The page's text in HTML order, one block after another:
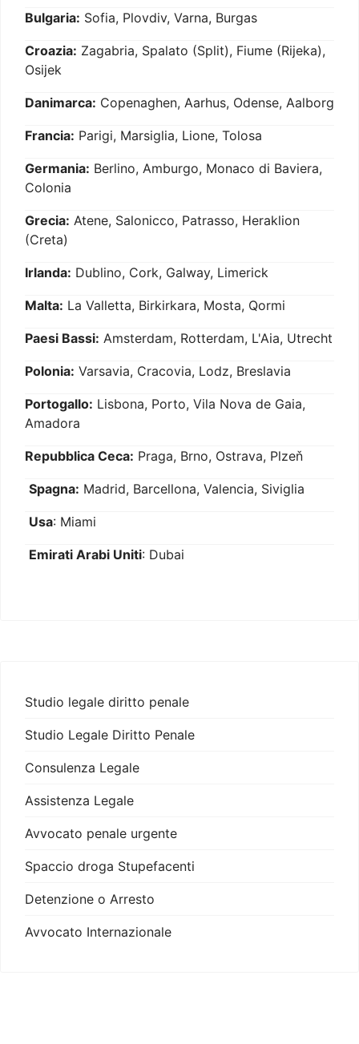
Bulgaria: Sofia, Plovdiv, Varna, Burgas
Croazia: Zagabria, Spalato (Split), Fiume (Rijeka),
Osijek
Danimarca: Copenaghen, Aarhus, Odense, Aalborg
Francia: Parigi, Marsiglia, Lione, Tolosa
Germania: Berlino, Amburgo, Monaco di Baviera,
Colonia
Grecia: Atene, Salonicco, Patrasso, Heraklion
(Creta)
Irlanda: Dublino, Cork, Galway, Limerick
Malta: La Valletta, Birkirkara, Mosta, Qormi
Paesi Bassi: Amsterdam, Rotterdam, L'Aia, Utrecht
Polonia: Varsavia, Cracovia, Lodz, Breslavia
Portogallo: Lisbona, Porto, Vila Nova de Gaia,
Amadora
Repubblica Ceca: Praga, Brno, Ostrava, Plzeň
Spagna: Madrid, Barcellona, Valencia, Siviglia
Usa: Miami
Emirati Arabi Uniti: Dubai
Studio legale diritto penale
Studio Legale Diritto Penale
Consulenza Legale
Assistenza Legale
Avvocato penale urgente
Spaccio droga Stupefacenti
Detenzione o Arresto
Avvocato Internazionale